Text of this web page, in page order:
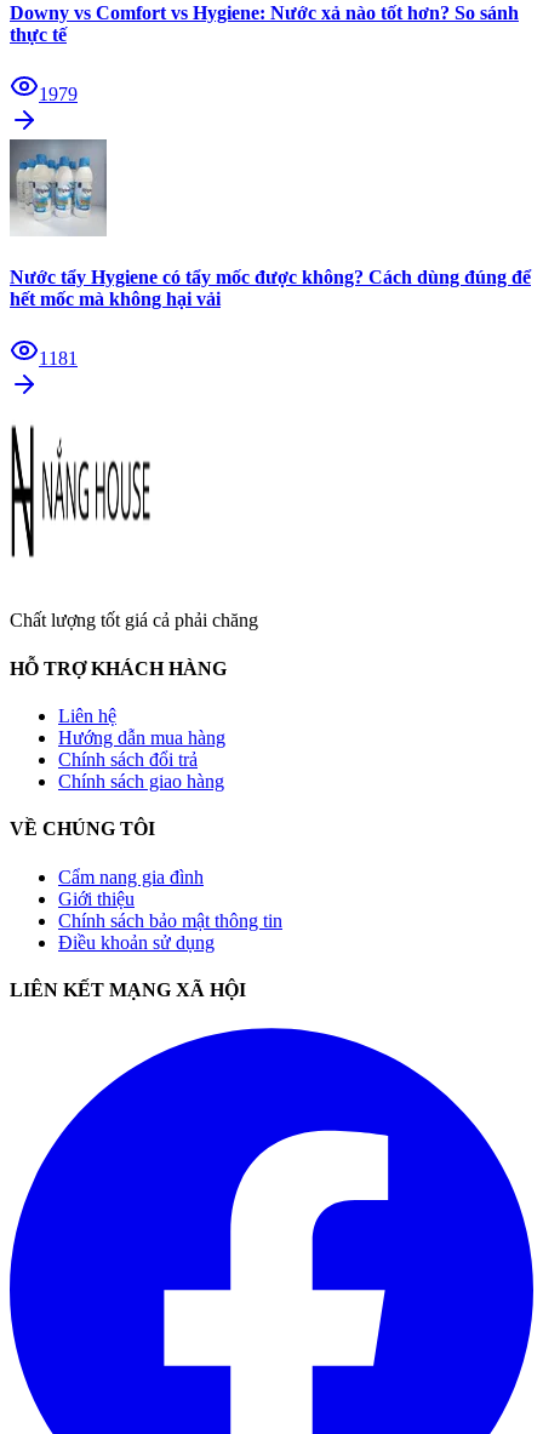
Downy vs Comfort vs Hygiene: Nước xả nào tốt hơn? So sánh
thực tế
1979
Nước tẩy Hygiene có tẩy mốc được không? Cách dùng đúng để
hết mốc mà không hại vải
1181
Chất lượng tốt giá cả phải chăng
HỖ TRỢ KHÁCH HÀNG
Liên hệ
Hướng dẫn mua hàng
Chính sách đổi trả
Chính sách giao hàng
VỀ CHÚNG TÔI
Cẩm nang gia đình
Giới thiệu
Chính sách bảo mật thông tin
Điều khoản sử dụng
LIÊN KẾT MẠNG XÃ HỘI